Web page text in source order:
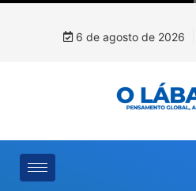
6 de agosto de 2026